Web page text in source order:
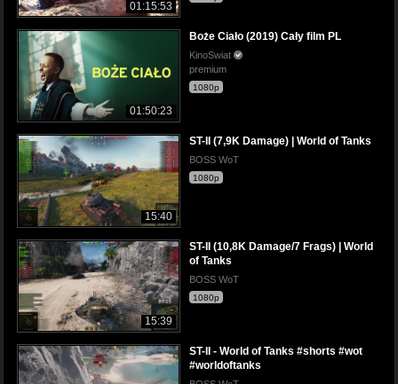
01:15:53
01:50:23
Boże Ciało (2019) Cały film PL
KinoSwiat
premium
1080p
15:40
ST-II (7,9K Damage) | World of Tanks
BOSS WoT
1080p
15:39
ST-II (10,8K Damage/7 Frags) | World
of Tanks
BOSS WoT
1080p
ST-II - World of Tanks #shorts #wot
#worldoftanks